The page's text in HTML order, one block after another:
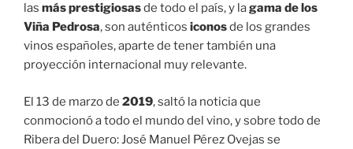
las más prestigiosasde todo el país, y lagama de los
Viña Pedrosa, son auténticos iconosde los grandes
vinos españoles, aparte de tener también una
proyección internacional muy relevante.
El 13 de marzo de 2019, saltó la noticia que
conmocionó a todo el mundo del vino, y sobre todo de
Ribera del Duero: José Manuel Pérez Ovejas se